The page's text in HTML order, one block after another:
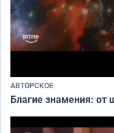
АВТОРСКОЕ
Благие знамения: